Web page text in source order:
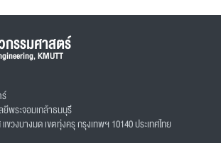
รรมศาสตร์
KMUTT
ยีพระจอมเกล้าธนบุรี
ขวงบางมด เขตทุ่งครุ กรุงเทพฯ 10140 ประเทศไทย